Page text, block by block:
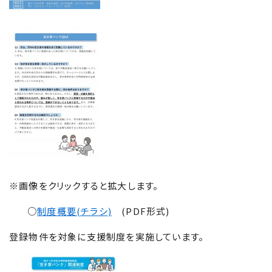
※画像をクリックすると拡大します。
○制度概要(チラシ) (PDF形式)
登録物件を対象に支援制度を実施しています。